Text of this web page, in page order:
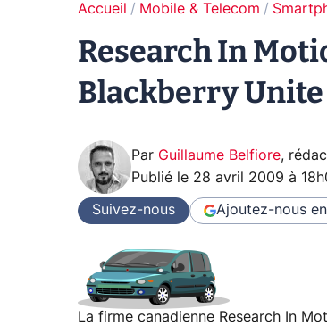
Accueil Mobile & Telecom
Research In
Blackberry Unite
Par Guillaume Belfiore,
Publié le 28 avril 2009 à
Suivez-nous Ajoutez-nous
La firme canadienne Research In